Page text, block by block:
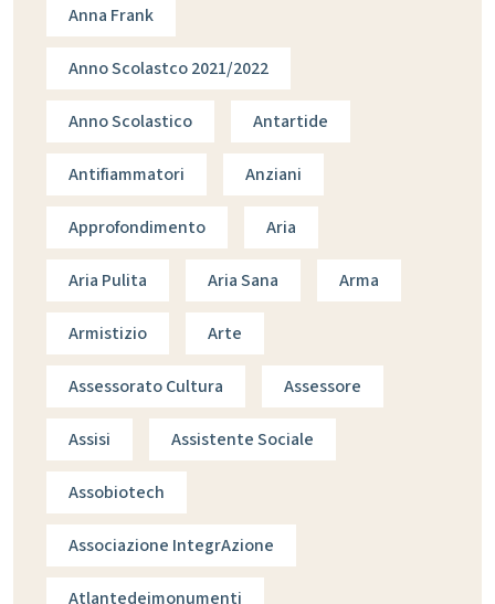
Anna Frank
Anno Scolastco 2021/2022
Anno Scolastico Antartide
Antifiammatori Anziani
Approfondimento Aria
Aria Pulita Aria Sana Arma
Armistizio Arte
Assessorato Cultura Assessore
Assisi Assistente Sociale
Assobiotech
Associazione IntegrAzione
Atlantedeimonumenti